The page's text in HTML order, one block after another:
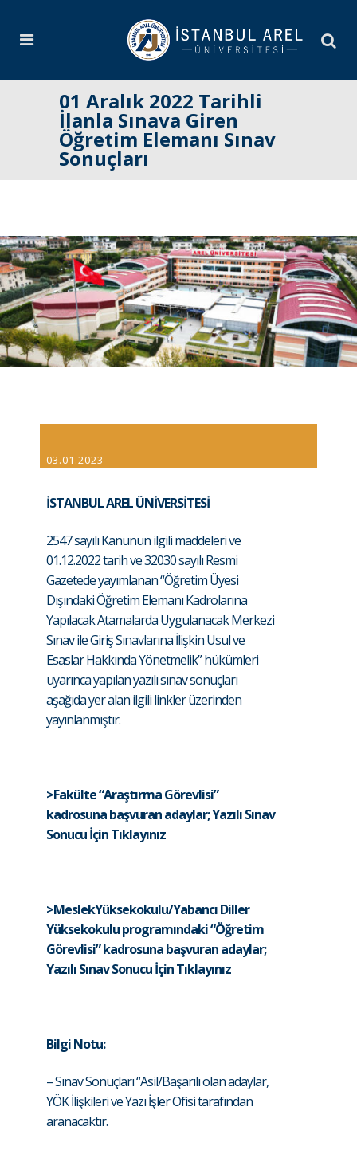
01 Aralık 2022 Tarihli
İlanla Sınava Giren
Öğretim Elemanı Sınav
Sonuçları
03.01.2023
İSTANBUL AREL ÜNİVERSİTESİ
2547 sayılı Kanunun ilgili maddeleri ve
01.12.2022 tarih ve 32030 sayılı Resmi
Gazetede yayımlanan “Öğretim Üyesi
Dışındaki Öğretim Elemanı Kadrolarına
Yapılacak Atamalarda Uygulanacak Merkezi
Sınav ile Giriş Sınavlarına İlişkin Usul ve
Esaslar Hakkında Yönetmelik” hükümleri
uyarınca yapılan yazılı sınav sonuçları
aşağıda yer alan ilgili linkler üzerinden
yayınlanmıştır.
>Fakülte “Araştırma Görevlisi”
kadrosuna başvuran adaylar; Yazılı Sınav
Sonucu İçin Tıklayınız
>MeslekYüksekokulu/Yabancı Diller
Yüksekokulu programındaki “Öğretim
Görevlisi” kadrosuna başvuran adaylar;
Yazılı Sınav Sonucu İçin Tıklayınız
Bilgi Notu:
– Sınav Sonuçları “Asil/Başarılı olan adaylar,
YÖK İlişkileri ve Yazı İşler Ofisi tarafından
aranacaktır.